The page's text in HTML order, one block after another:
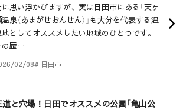
に思い浮かびますが、実は日田市にある「天ヶ
泉（あまがせおんせん）」も大分を代表する温
地としてオススメしたい地域のひとつです。
の歴…
02/08# 日田市
道と穴場！日田でオススメの公園「亀山公